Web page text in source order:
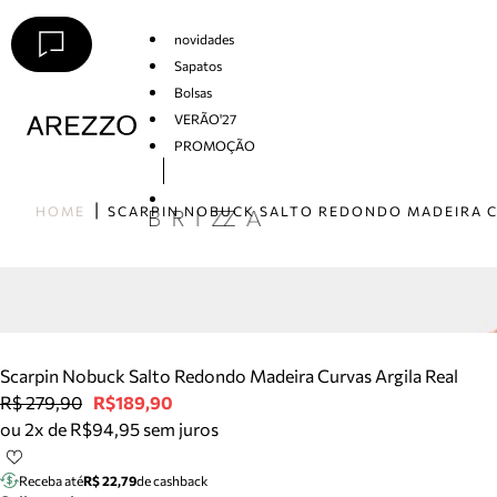
novidades
Sapatos
Bolsas
VERÃO'27
PROMOÇÃO
HOME
Scarpin Nobuck Salto Redondo Madeira Curvas Argila Real
R$ 279,90 R$189,90
ou 2x de R$94,95 sem juros
Receba atéR$ 22,79de cashback